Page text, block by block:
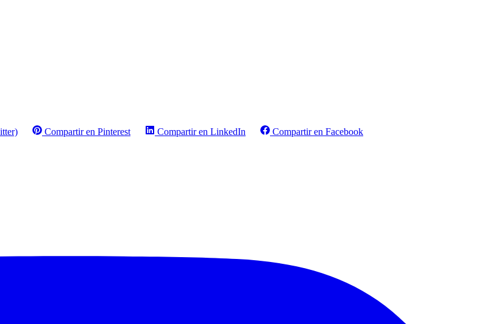
Compartir en Pinterest Compartir en LinkedIn
Compartir en Facebook